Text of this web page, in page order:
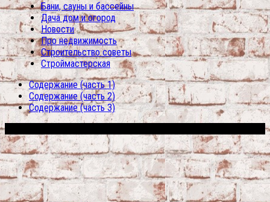
Бани, сауны и бассейны
Дача дом и огород
Новости
Про недвижимость
Строительство советы
Строймастерская
Содержание (часть 1)
Содержание (часть 2)
Содержание (часть 3)